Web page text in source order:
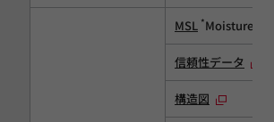
MSL *Moisture
信頼性データ
構造図